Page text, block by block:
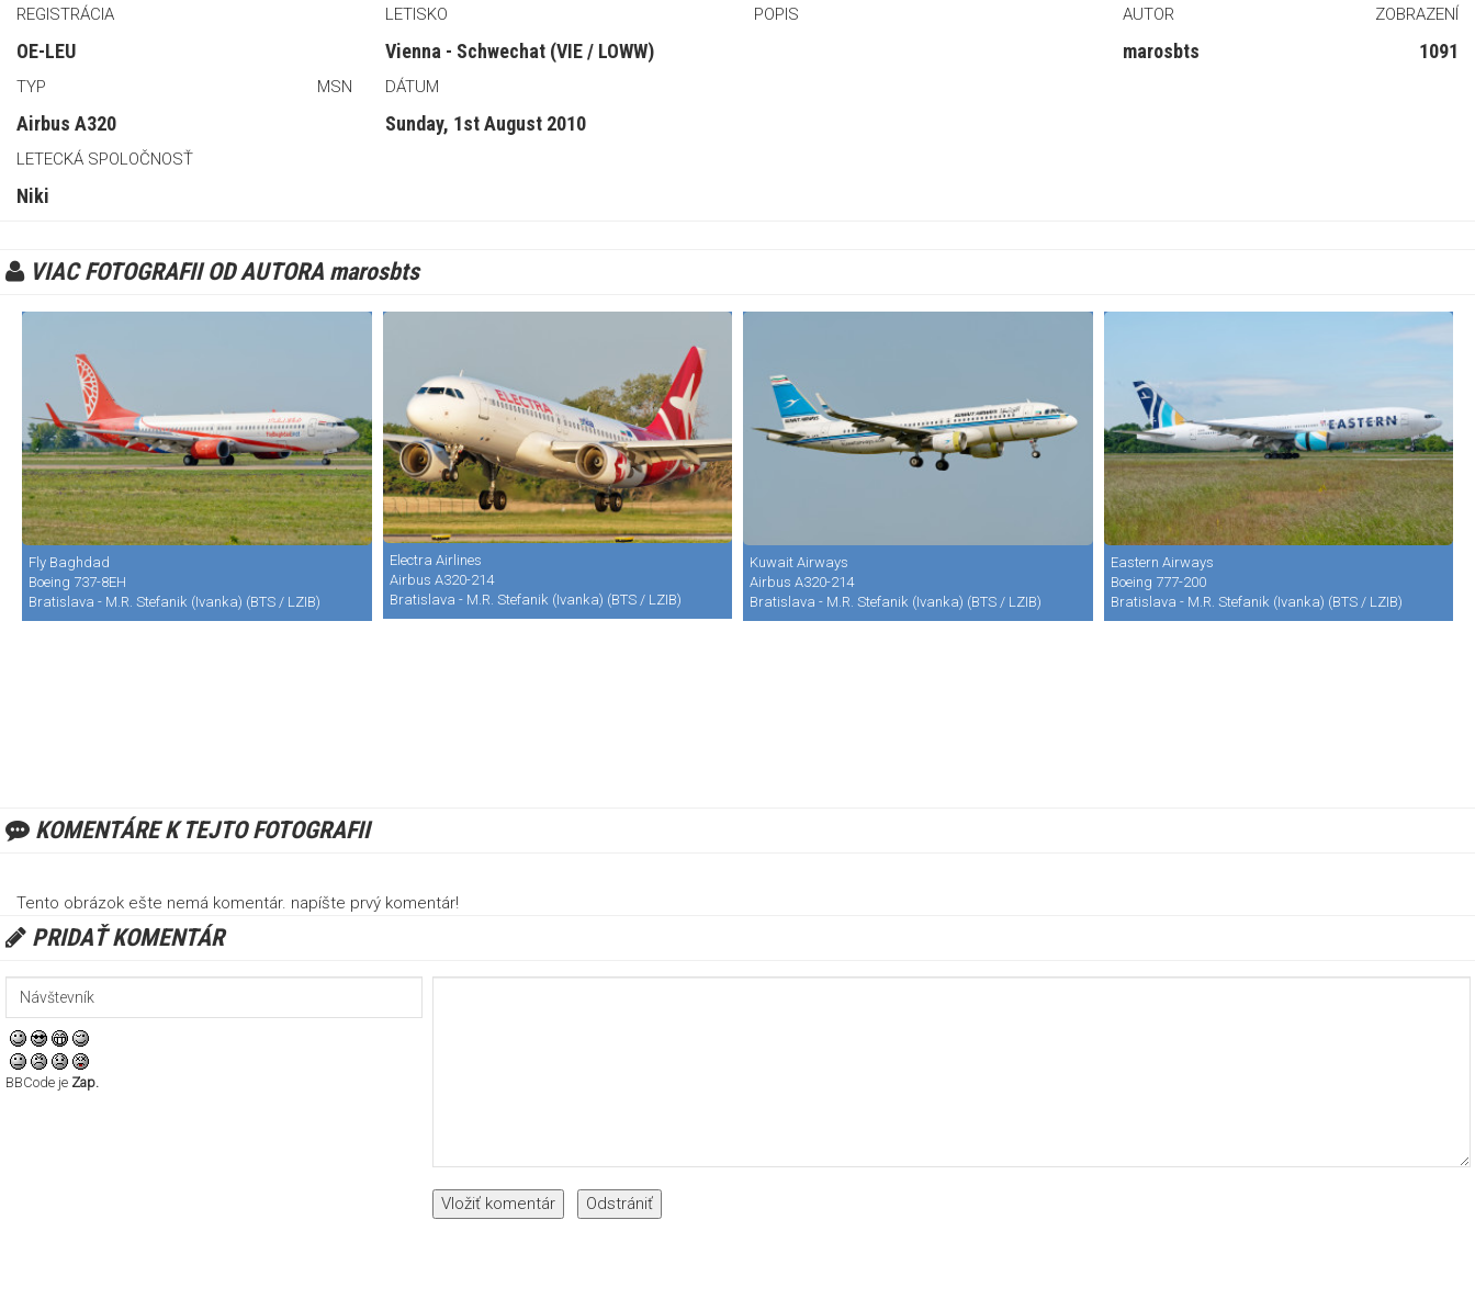
REGISTRÁCIA
OE-LEU
TYP MSN
Airbus A320
LETECKÁ SPOLOČNOSŤ
Niki
LETISKO
Vienna - Schwechat (VIE / LOWW)
DÁTUM
Sunday, 1st August 2010
POPIS AUTOR ZOBRAZENÍ
marosbts 1091
VIAC FOTOGRAFII OD AUTORA marosbts
Fly Baghdad
Boeing 737-8EH
Bratislava - M.R. Stefanik (Ivanka) (BTS / LZIB)
Electra Airlines
Airbus A320-214
Bratislava - M.R. Stefanik (Ivanka) (BTS / LZIB)
Kuwait Airways
Airbus A320-214
Bratislava - M.R. Stefanik (Ivanka) (BTS / LZIB)
Eastern Airways
Boeing 777-200
Bratislava - M.R. Stefanik (Ivanka) (BTS / LZIB)
KOMENTÁRE K TEJTO FOTOGRAFII
Tento obrázok ešte nemá komentár. napíšte prvý komentár!
PRIDAŤ KOMENTÁR
BBCode je Zap.